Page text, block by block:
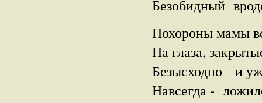
Безобидный
Похороны мамы
На глаза,
Безысходно и
Навсегда -